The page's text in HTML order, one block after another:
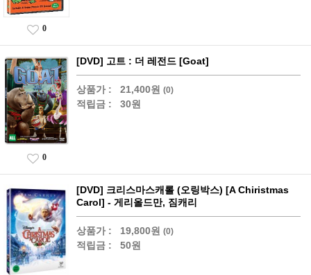
0
[DVD] 고트 : 더 레전드 [Goat]
상품가 : 21,400원 (0)
적립금 : 30원
0
[DVD] 크리스마스캐롤 (오링박스) [A Chiristmas
Carol] - 게리올드만, 짐캐리
상품가 : 19,800원 (0)
적립금 : 50원